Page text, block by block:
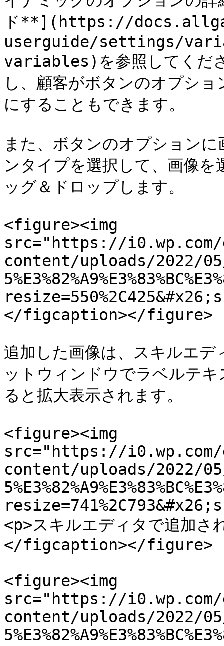
ド**](https://
userguide/settings/
variables)を参照してくだ
し、顧客がボタンのオプシ
にすることもできます。
また、ボタンのオプション
ンタイプを選択して、画像
ッグ＆ドロップします。
<figure><img
src="https://
content/uploads/2022/05/
</figcaption></figure>
追加した画像は、スキルエ
ットウィンドウでラベルテ
ると拡大表示されます。
<figure><img
src="https://
content/uploads/2022/05/
<p>スキルエディタで追加さ
</figcaption></figure>
<figure><img
src="https://
content/uploads/2022/05/